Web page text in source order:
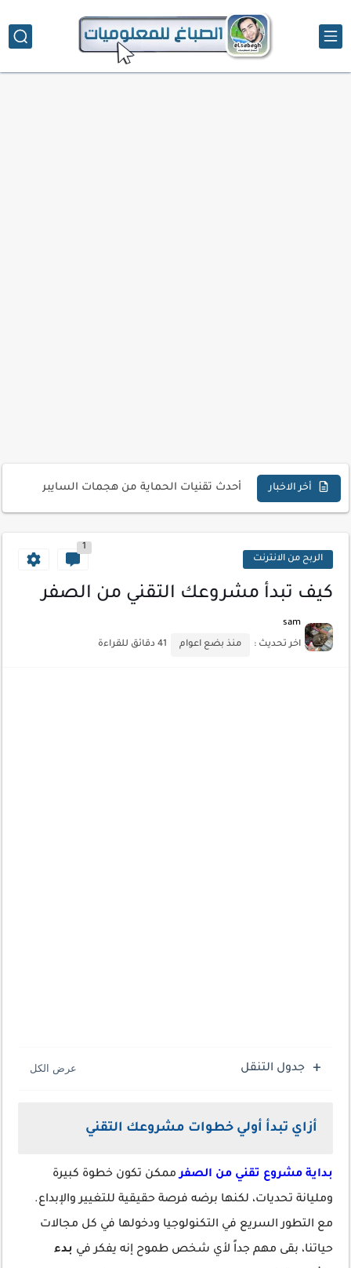
أخر الاخبار
كيف تضيف شريط تقدم المقال لموقعك لتحسين تجربة القراءة
الربح من الانترنت
1
كيف تبدأ مشروعك التقني من الصفر
sam
اخر تحديث : منذ بضع اعوام 41 دقائق للقراءة
جدول التنقل
أزاي تبدأ أولي خطوات مشروعك التقني
بداية مشروع تقني من الصفرممكن تكون خطوة كبيرة
ومليانة تحديات، لكنها برضه فرصة حقيقية للتغيير والإبداع.
مع التطور السريع في التكنولوجيا ودخولها في كل مجالات
حياتنا، بقى مهم جداً لأي شخص طموح إنه يفكر في بدء